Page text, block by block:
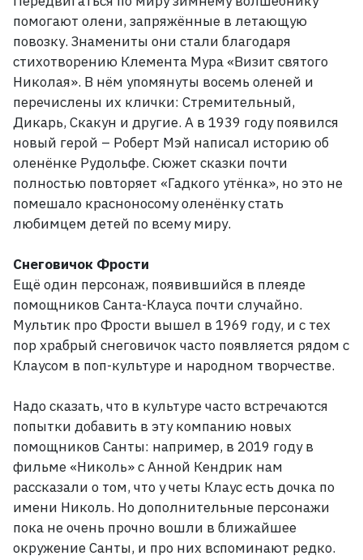
помогают олени, запряжённые в летающую
повозку. Знамениты они стали благодаря
стихотворению Клемента Мура «Визит святого
Николая». В нём упомянуты восемь оленей и
перечислены их клички: Стремительный,
Дикарь, Скакун и другие. А в 1939 году появился
новый герой – Роберт Мэй написал историю об
оленёнке Рудольфе. Сюжет сказки почти
полностью повторяет «Гадкого утёнка», но это не
помешало красноносому оленёнку стать
любимцем детей по всему миру.
Снеговичок Фрости
Ещё один персонаж, появившийся в плеяде
помощников Санта-Клауса почти случайно.
Мультик про Фрости вышел в 1969 году, и с тех
пор храбрый снеговичок часто появляется рядом с
Клаусом в поп-культуре и народном творчестве.
Надо сказать, что в культуре часто встречаются
попытки добавить в эту компанию новых
помощников Санты: например, в 2019 году в
фильме «Николь» с Анной Кендрик нам
рассказали о том, что у четы Клаус есть дочка по
имени Николь. Но дополнительные персонажи
пока не очень прочно вошли в ближайшее
окружение Санты, и про них вспоминают редко.